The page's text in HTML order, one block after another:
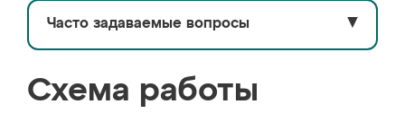
Часто задаваемые вопросы ▼
Схема работы